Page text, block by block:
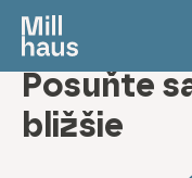
Posuňte
bližšie